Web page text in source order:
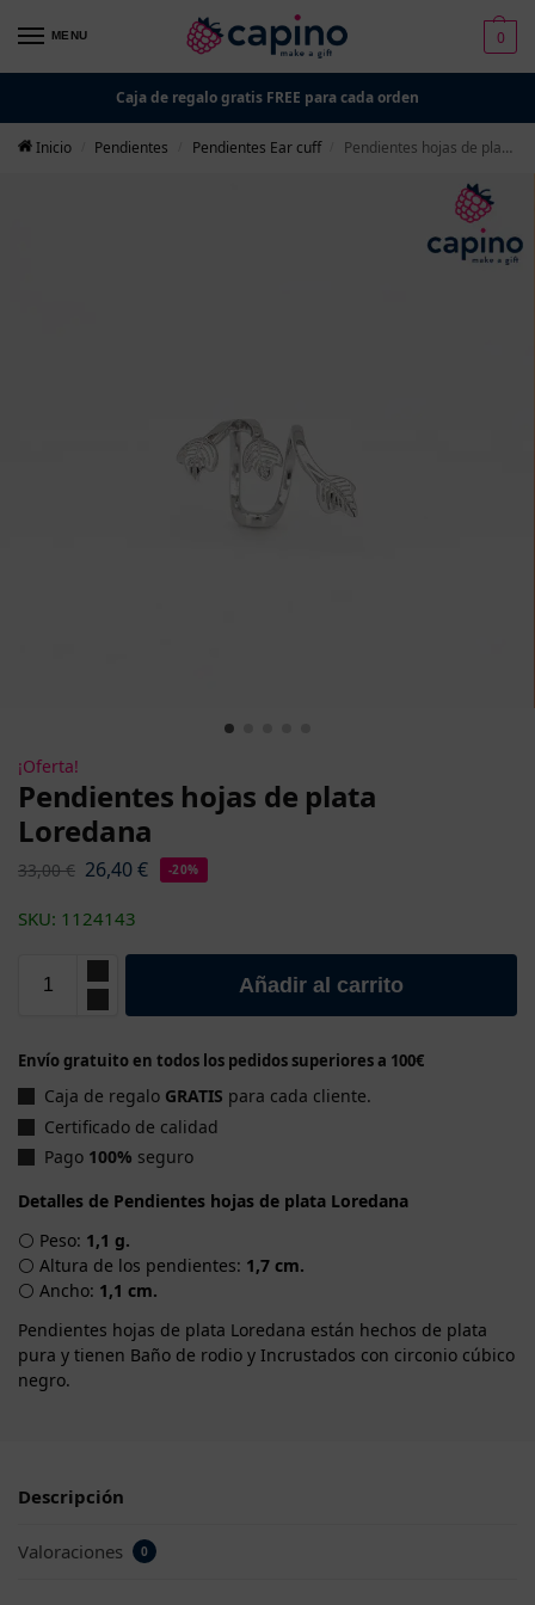
MENU 0
Caja de regalo gratis FREE para cada orden
Inicio Pendientes Pendientes Ear cuff Pendientes hojas de plata Loredana
¡Oferta!
Pendientes hojas de plata
Loredana
33,00€ 26,40€ -20%
SKU: 1124143
Añadir al carrito
Envío gratuito en todos los pedidos superiores a 100€
Caja de regalo GRATIS para cada cliente.
Certificado de calidad
Pago 100% seguro
Detalles de Pendientes hojas de plata Loredana
⚪ Peso: 1,1 g.
⚪ Altura de los pendientes: 1,7 cm.
⚪ Ancho: 1,1 cm.
Pendientes hojas de plata Loredana están hechos de plata
pura y tienen Baño de rodio y Incrustados con circonio cúbico
negro.
Descripción
Valoraciones 0